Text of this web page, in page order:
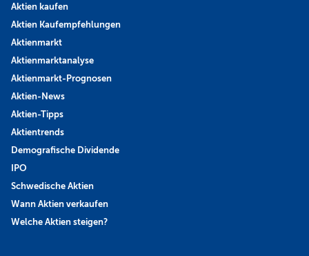
Aktien kaufen
Aktien Kaufempfehlungen
Aktienmarkt
Aktienmarktanalyse
Aktienmarkt-Prognosen
Aktien-News
Aktien-Tipps
Aktientrends
Demografische Dividende
IPO
Schwedische Aktien
Wann Aktien verkaufen
Welche Aktien steigen?